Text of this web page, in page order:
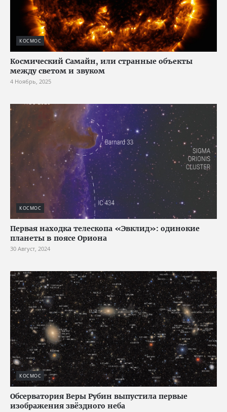
КОСМОС
Космический Самайн, или странные объекты
между светом и звуком
4 Ноябрь, 2025
КОСМОС
Первая находка телескопа «Эвклид»: одинокие
планеты в поясе Ориона
30 Август, 2024
КОСМОС
Обсерватория Веры Рубин выпустила первые
изображения звёздного неба